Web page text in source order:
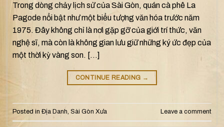
Trong dòng chảy lịch sử của Sài Gòn, quán cà phê La
Pagode nổi bật như một biểu tượng văn hóa trước năm
1975. Đây không chỉ là nơi gặp gỡ của giới trí thức, văn
nghệ sĩ, mà còn là không gian lưu giữ những ký ức đẹp của
một thời kỳ vàng son. […]
CONTINUE READING →
Posted in Địa Danh, Sài Gòn Xưa Leave a comment